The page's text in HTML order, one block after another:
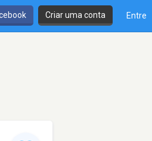
Criar uma conta Entre